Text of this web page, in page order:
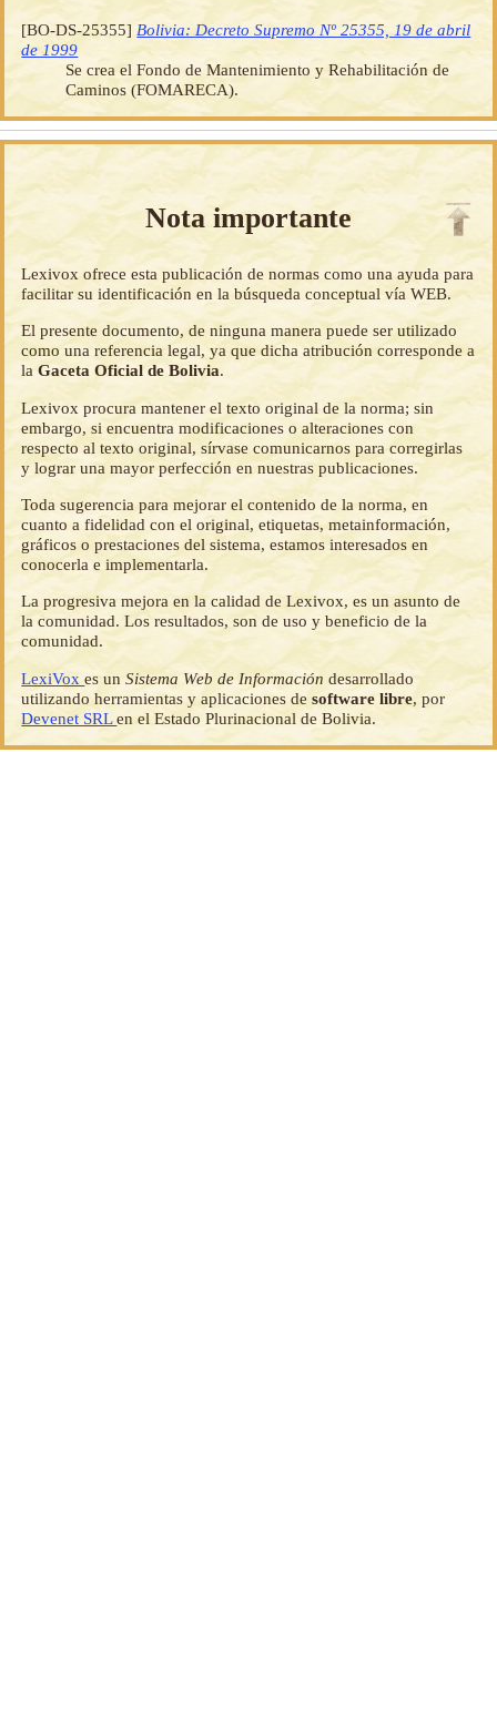
[BO-DS-25355] Bolivia: Decreto Supremo Nº 25355, 19 de abril
de 1999
Se crea el Fondo de Mantenimiento y Rehabilitación de
Caminos (FOMARECA).
Nota importante
Lexivox ofrece esta publicación de normas como una ayuda para
facilitar su identificación en la búsqueda conceptual vía WEB.
El presente documento, de ninguna manera puede ser utilizado
como una referencia legal, ya que dicha atribución corresponde a
laGaceta Oficial de Bolivia.
Lexivox procura mantener el texto original de la norma; sin
embargo, si encuentra modificaciones o alteraciones con
respecto al texto original, sírvase comunicarnos para corregirlas
y lograr una mayor perfección en nuestras publicaciones.
Toda sugerencia para mejorar el contenido de la norma, en
cuanto a fidelidad con el original, etiquetas, metainformación,
gráficos o prestaciones del sistema, estamos interesados en
conocerla e implementarla.
La progresiva mejora en la calidad de Lexivox, es un asunto de
la comunidad. Los resultados, son de uso y beneficio de la
comunidad.
LexiVoxes unSistema Web de Información desarrollado
utilizando herramientas y aplicaciones desoftware libre, por
Devenet SRLen el Estado Plurinacional de Bolivia.